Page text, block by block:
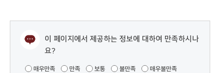
이 페이지에서 제공하는 정보에 대하여 만족하시나
요?
매우만족 만족 보통 불만족 매우불만족